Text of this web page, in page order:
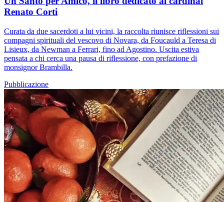
Renato Corti
Curata da due sacerdoti a lui vicini, la raccolta riunisce riflessioni sui
compagni spirituali del vescovo di Novara, da Foucauld a Teresa di
Lisieux, da Newman a Ferrari, fino ad Agostino. Uscita estiva
pensata a chi cerca una pausa di riflessione, con prefazione di
monsignor Brambilla.
Pubblicazione